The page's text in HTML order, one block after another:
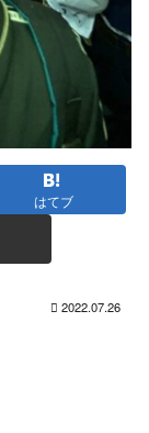
はてブ
2022.07.26